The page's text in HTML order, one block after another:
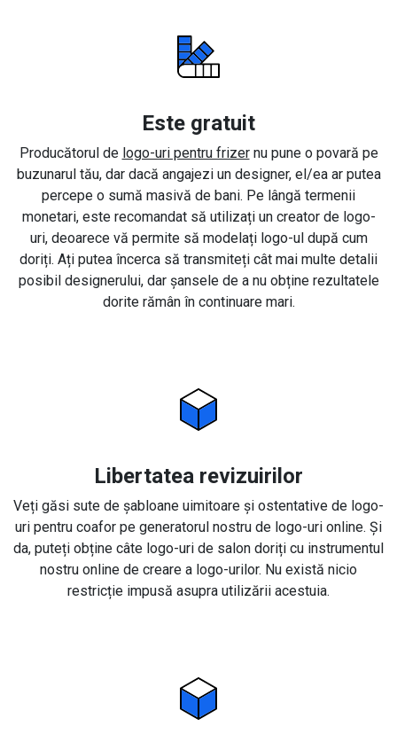
Este gratuit
Producătorul de logo-uri pentru frizernu pune o povară pe
buzunarul tău, dar dacă angajezi un designer, el/ea ar putea
percepe o sumă masivă de bani. Pe lângă termenii
monetari, este recomandat să utilizați un creator de logo-
uri, deoarece vă permite să modelați logo-ul după cum
doriți. Ați putea încerca să transmiteți cât mai multe detalii
posibil designerului, dar șansele de a nu obține rezultatele
dorite rămân în continuare mari.
Libertatea revizuirilor
Veți găsi sute de șabloane uimitoare și ostentative de logo-
uri pentru coafor pe generatorul nostru de logo-uri online. Și
da, puteți obține câte logo-uri de salon doriți cu instrumentul
nostru online de creare a logo-urilor. Nu există nicio
restricție impusă asupra utilizării acestuia.